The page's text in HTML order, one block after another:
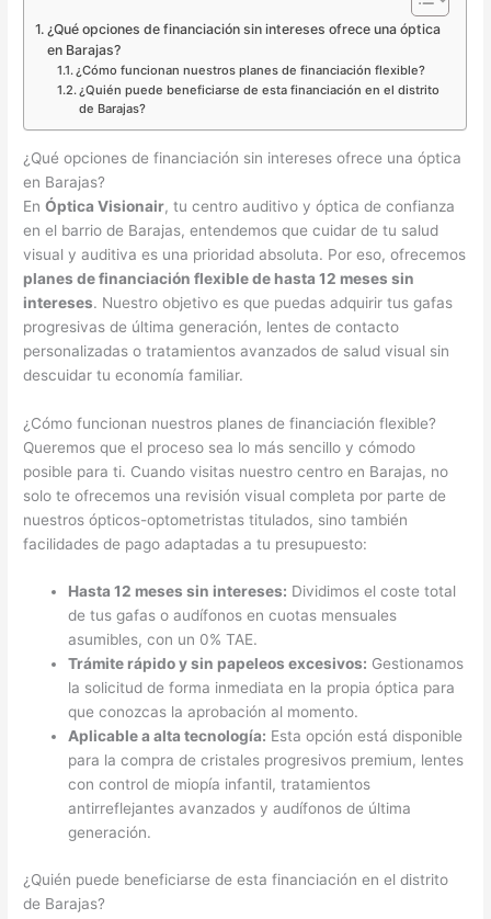
¿Qué opciones de financiación sin intereses ofrece una óptica
en Barajas?
¿Cómo funcionan nuestros planes de financiación flexible?
¿Quién puede beneficiarse de esta financiación en el distrito
de Barajas?
¿Qué opciones de financiación sin intereses ofrece una óptica
en Barajas?
EnÓptica Visionair, tu centro auditivo y óptica de confianza
en el barrio de Barajas, entendemos que cuidar de tu salud
visual y auditiva es una prioridad absoluta. Por eso, ofrecemos
planes de financiación flexible de hasta 12 meses sin
intereses. Nuestro objetivo es que puedas adquirir tus gafas
progresivas de última generación, lentes de contacto
personalizadas o tratamientos avanzados de salud visual sin
descuidar tu economía familiar.
¿Cómo funcionan nuestros planes de financiación flexible?
Queremos que el proceso sea lo más sencillo y cómodo
posible para ti. Cuando visitas nuestro centro en Barajas, no
solo te ofrecemos una revisión visual completa por parte de
nuestros ópticos-optometristas titulados, sino también
facilidades de pago adaptadas a tu presupuesto:
Hasta 12 meses sin intereses: Dividimos el coste total
de tus gafas o audífonos en cuotas mensuales
asumibles, con un 0% TAE.
Trámite rápido y sin papeleos excesivos: Gestionamos
la solicitud de forma inmediata en la propia óptica para
que conozcas la aprobación al momento.
Aplicable a alta tecnología: Esta opción está disponible
para la compra de cristales progresivos premium, lentes
con control de miopía infantil, tratamientos
antirreflejantes avanzados y audífonos de última
generación.
¿Quién puede beneficiarse de esta financiación en el distrito
de Barajas?